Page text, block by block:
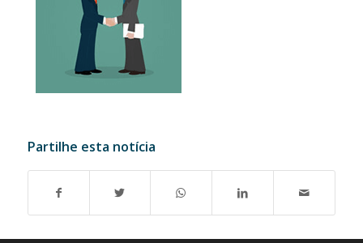
Partilhe esta notícia